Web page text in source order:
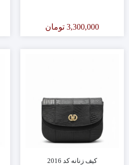
3,300,000 تومان
کیف زنانه کد 2016